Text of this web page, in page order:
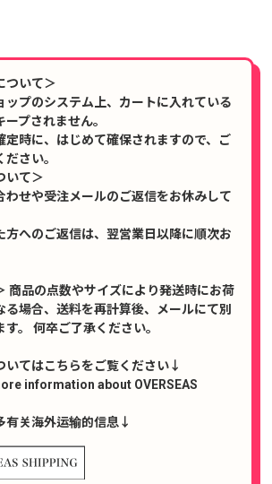
ついて＞
ップのシステム上、カートに入れている
プされません。
定時に、はじめて確保されますので、ご
さい。
いて＞
わせや受注メールのご返信をお休みして
方へのご返信は、翌営業日以降に順次お
商品の点数やサイズにより発送時にお荷
る場合、送料を再計算後、メールにて別
。 何卒ご了承ください。
いてはこちらをご覧ください↓
information about OVERSEAS
有关海外运输的信息↓